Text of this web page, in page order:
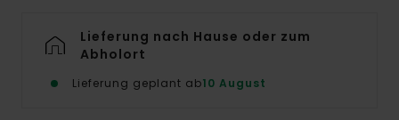
Lieferung nach Hause oder zum
Abholort
Lieferung geplant ab10 August